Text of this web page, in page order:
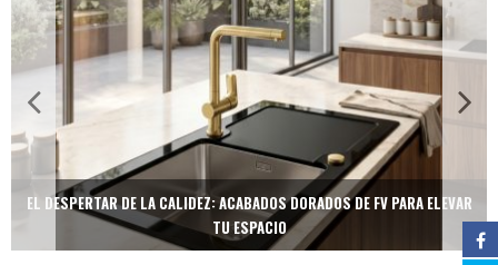
EL DESPERTAR DE LA CALIDEZ: ACABADOS DORADOS DE FV PARA ELEVAR
TU ESPACIO